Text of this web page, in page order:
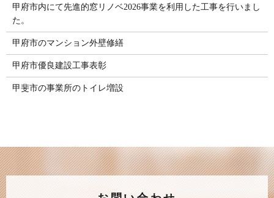
甲府市内にて先進的窓リノベ2026事業を利用した工事を行いまし
た。
甲府市のマンション外壁修繕
甲府市優良建設工事表彰
甲斐市の事業所のトイレ増設